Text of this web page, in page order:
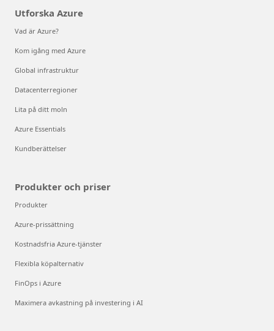
Utforska Azure
Vad är Azure?
Kom igång med Azure
Global infrastruktur
Datacenterregioner
Lita på ditt moln
Azure Essentials
Kundberättelser
Produkter och priser
Produkter
Azure-prissättning
Kostnadsfria Azure-tjänster
Flexibla köpalternativ
FinOps i Azure
Maximera avkastning på investering i AI